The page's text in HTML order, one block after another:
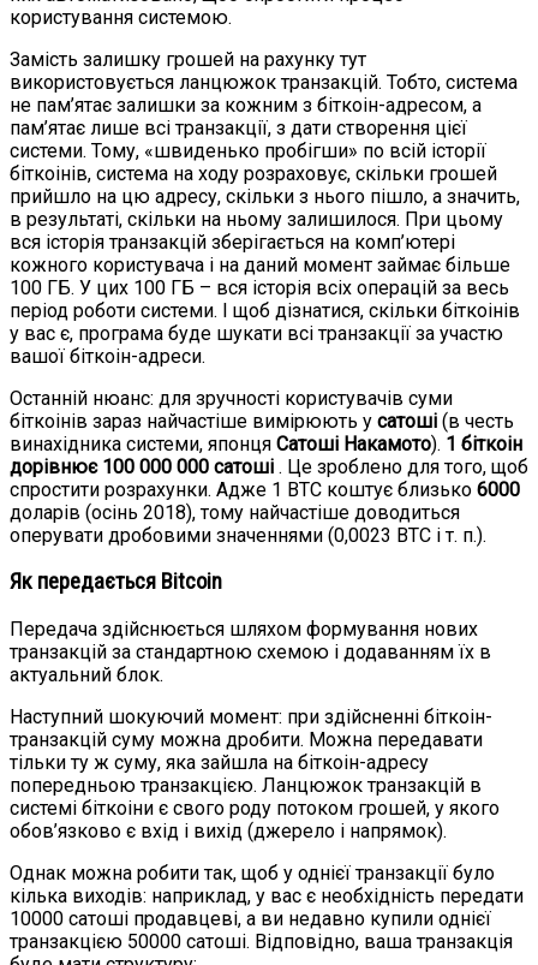
користування системою.
Замість залишку грошей на рахунку тут
використовується ланцюжок транзакцій. Тобто, система
не пам’ятає залишки за кожним з біткоін-адресом, а
пам’ятає лише всі транзакції, з дати створення цієї
системи. Тому, «швиденько пробігши» по всій історії
біткоінів, система на ходу розраховує, скільки грошей
прийшло на цю адресу, скільки з нього пішло, а значить,
в результаті, скільки на ньому залишилося. При цьому
вся історія транзакцій зберігається на комп’ютері
кожного користувача і на даний момент займає більше
100 ГБ. У цих 100 ГБ – вся історія всіх операцій за весь
період роботи системи. І щоб дізнатися, скільки біткоінів
у вас є, програма буде шукати всі транзакції за участю
вашої біткоін-адреси.
Останній нюанс: для зручності користувачів суми
біткоінів зараз найчастіше вимірюють у сатоші (в честь
винахідника системи, японця Сатоші Накамото). 1 біткоін
дорівнює 100 000 000 сатоші . Це зроблено для того, щоб
спростити розрахунки. Адже 1 BTC коштує близько 6000
доларів (осінь 2018), тому найчастіше доводиться
оперувати дробовими значеннями (0,0023 BTC і т. п.).
Як передається Bitcoin
Передача здійснюється шляхом формування нових
транзакцій за стандартною схемою і додаванням їх в
актуальний блок.
Наступний шокуючий момент: при здійсненні біткоін-
транзакцій суму можна дробити. Можна передавати
тільки ту ж суму, яка зайшла на біткоін-адресу
попередньою транзакцією. Ланцюжок транзакцій в
системі біткоіни є свого роду потоком грошей, у якого
обов’язково є вхід і вихід (джерело і напрямок).
Однак можна робити так, щоб у однієї транзакції було
кілька виходів: наприклад, у вас є необхідність передати
10000 сатоші продавцеві, а ви недавно купили однієї
транзакцією 50000 сатоші. Відповідно, ваша транзакція